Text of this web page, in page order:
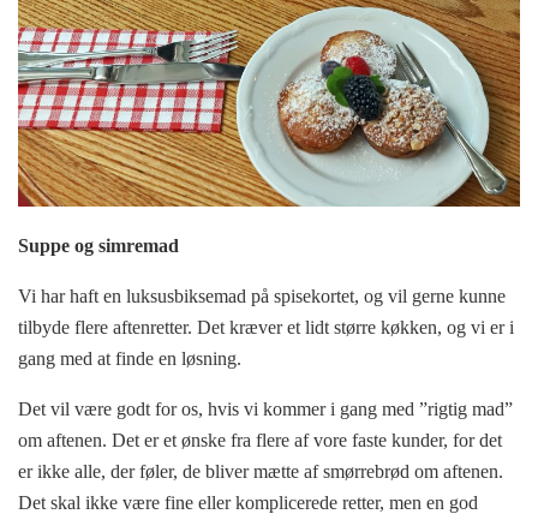
Suppe og simremad
Vi har haft en luksusbiksemad på spisekortet, og vil gerne kunne
tilbyde flere aftenretter. Det kræver et lidt større køkken, og vi er i
gang med at finde en løsning.
Det vil være godt for os, hvis vi kommer i gang med ”rigtig mad”
om aftenen. Det er et ønske fra flere af vore faste kunder, for det
er ikke alle, der føler, de bliver mætte af smørrebrød om aftenen.
Det skal ikke være fine eller komplicerede retter, men en god